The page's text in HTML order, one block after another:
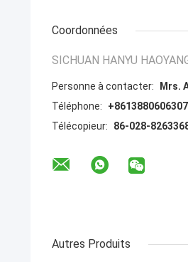
Coordonnées
SICHUAN HANYU
Personne à contacter:
Mrs.
Téléphone:
+8613880606307
Télécopieur:
86-028-
Autres Produits